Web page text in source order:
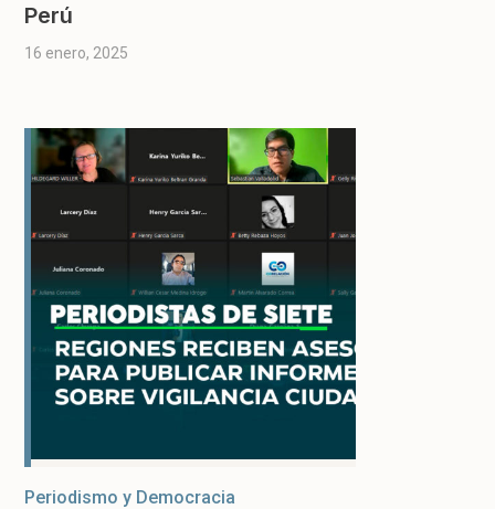
Perú
16 enero, 2025
Periodismo y Democracia